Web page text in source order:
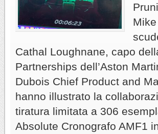
Cathal Loughnane, capo
Partnerships dell’Aston
Dubois Chief Product and
hanno illustrato la
tiratura limitata a 306
Absolute Cronografo AMF1